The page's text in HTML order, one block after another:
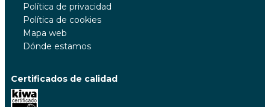
Política de privacidad
Política de cookies
Mapa web
Dónde estamos
Certificados de calidad